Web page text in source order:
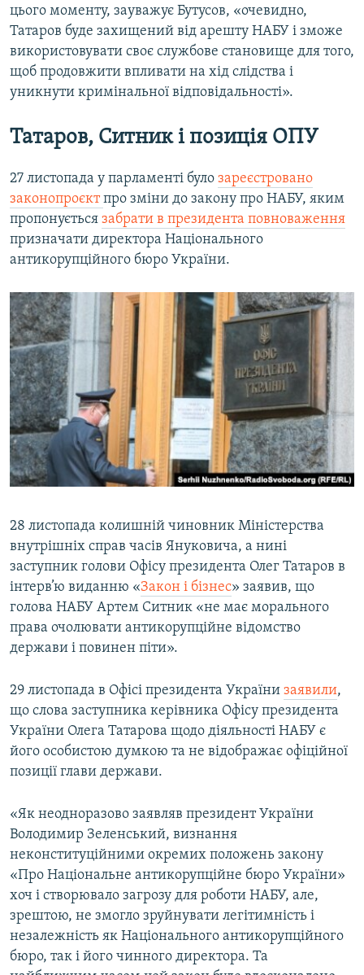
цього моменту, зауважує Бутусов, «очевидно,
Татаров буде захищений від арешту НАБУ і зможе
використовувати своє службове становище для того,
щоб продовжити впливати на хід слідства і
уникнути кримінальної відповідальності».
Татаров, Ситник і позиція ОПУ
27 листопада у парламенті було зареєстровано
законопроєктпро зміни до закону про НАБУ, яким
пропонується забрати в президента повноваження
призначати директора Національного
антикорупційного бюро України.
28 листопада колишній чиновник Міністерства
внутрішніх справ часів Януковича, а нині
заступник голови Офісу президента Олег Татаров в
інтерв’ю виданню «Закон і бізнес» заявив, що
голова НАБУ Артем Ситник «не має морального
права очолювати антикорупційне відомство
держави і повинен піти».
29 листопада в Офісі президента України заявили,
що слова заступника керівника Офісу президента
України Олега Татарова щодо діяльності НАБУ є
його особистою думкою та не відображає офіційної
позиції глави держави.
«Як неодноразово заявляв президент України
Володимир Зеленський, визнання
неконституційними окремих положень закону
«Про Національне антикорупційне бюро України»
хоч і створювало загрозу для роботи НАБУ, але,
зрештою, не змогло зруйнувати легітимність і
незалежність як Національного антикорупційного
бюро, так і його чинного директора. Та